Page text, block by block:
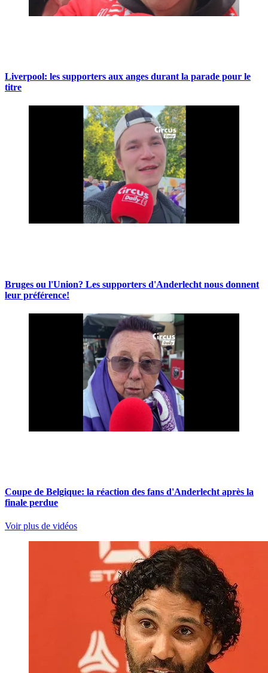
Liverpool: les supporters aux anges durant la parade pour le
titre
Bruges ou l'Union? Les supporters d'Anderlecht nous donnent
leur préférence!
Coupe de Belgique: la réaction des fans d'Anderlecht après la
finale perdue
Voir plus de vidéos